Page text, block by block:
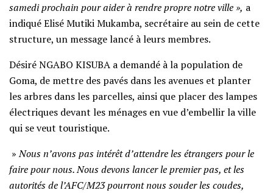
samedi prochain pour aider à rendre propre notre ville », a
indiqué Elisé Mutiki Mukamba, secrétaire au sein de cette
structure, un message lancé à leurs membres.
Désiré NGABO KISUBA a demandé à la population de
Goma, de mettre des pavés dans les avenues et planter
les arbres dans les parcelles, ainsi que placer des lampes
électriques devant les ménages en vue d’embellir la ville
qui se veut touristique.
»Nous n’avons pas intérêt d’attendre les étrangers pour le
faire pour nous. Nous devons lancer le premier pas, et les
autorités de l’AFC/M23 pourront nous souder les coudes,